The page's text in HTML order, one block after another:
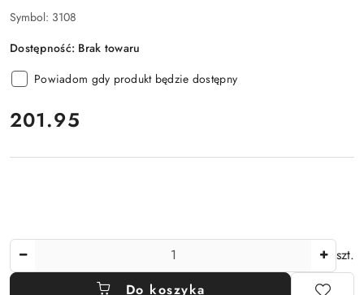
Symbol: 3108
Dostępność: Brak towaru
Powiadom gdy produkt będzie dostępny
cena:
201.95
szt.
Do koszyka